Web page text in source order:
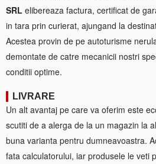
SRL elibereaza factura, certificat de
in tara prin curierat, ajungand la
Acestea provin de pe autoturisme
demontate de catre mecanicii nostri
conditii optime.
LIVRARE
Un alt avantaj pe care va oferim este
scutiti de a alerga de la un magazin la
buna varianta pentru dumneavoastra.
fata calculatorului, iar produsele le veti